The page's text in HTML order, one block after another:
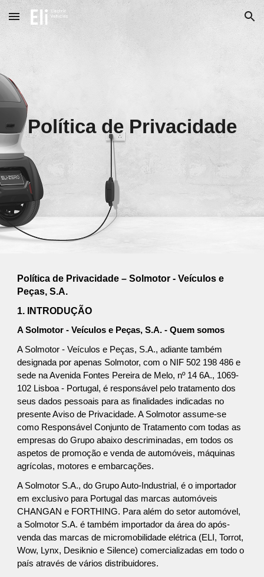
Skip to main content Skip to navigation
Política de Privacidade
Política de Privacidade – Solmotor - Veículos e
Peças, S.A.
1. INTRODUÇÃO
A Solmotor - Veículos e Peças, S.A. - Quem somos
A Solmotor - Veículos e Peças, S.A., adiante também
designada por apenas Solmotor, com o NIF 502 198 486 e
sede na Avenida Fontes Pereira de Melo, nº 14 6A., 1069-
102 Lisboa - Portugal, é responsável pelo tratamento dos
seus dados pessoais para as finalidades indicadas no
presente Aviso de Privacidade. A Solmotor assume-se
como Responsável Conjunto de Tratamento com todas as
empresas do Grupo abaixo descriminadas, em todos os
aspetos de promoção e venda de automóveis, máquinas
agrícolas, motores e embarcações.
A Solmotor S.A., do Grupo Auto-Industrial, é o importador
em exclusivo para Portugal das marcas automóveis
CHANGAN e FORTHING. Para além do setor automóvel,
a Solmotor S.A. é também importador da área do após-
venda das marcas de micromobilidade elétrica (ELI, Torrot,
Wow, Lynx, Desiknio e Silence) comercializadas em todo o
país através de vários distribuidores.